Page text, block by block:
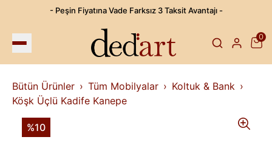
- Peşin Fiyatına Vade Farksız 3 Taksit Avantajı -
0
Bütün Ürünler Tüm Mobilyalar
Koltuk & Bank
Köşk Üçlü Kadife Kanepe
%10